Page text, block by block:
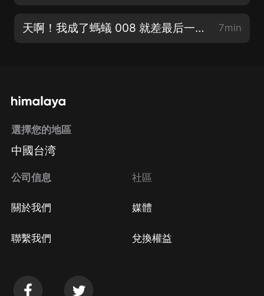
天啊！我成了螞蟻 008 就差最后一點了啊！ 7min
選擇您的地區
中國台湾
公司信息
關於我們
聯繫我們
社區
媒體
兌換權益